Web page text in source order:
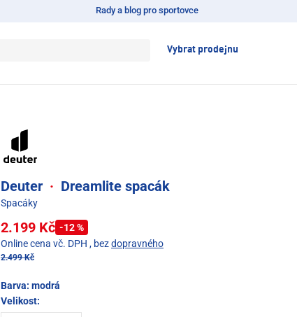
Rady a blog pro sportovce
Vybrat prodejnu
Deuter · Dreamlite spacák
Spacáky
2.199 Kč -12 %
Online cena vč. DPH , bezdopravného
2.499 Kč
Barva: modrá
Velikost: